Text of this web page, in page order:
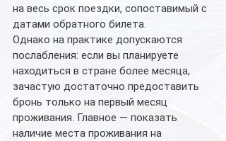
на весь срок поездки, сопоставимый с
датами обратного билета.
Однако на практике допускаются
послабления: если вы планируете
находиться в стране более месяца,
зачастую достаточно предоставить
бронь только на первый месяц
проживания. Главное — показать
наличие места проживания на